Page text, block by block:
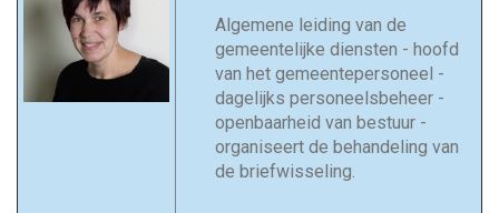
Algemene leiding van de
gemeentelijke diensten - hoofd
van het gemeentepersoneel -
dagelijks personeelsbeheer -
openbaarheid van bestuur -
organiseert de behandeling van
de briefwisseling.